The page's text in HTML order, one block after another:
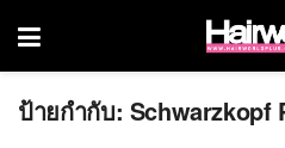
ป้ายกำกับ: Schwarzkopf